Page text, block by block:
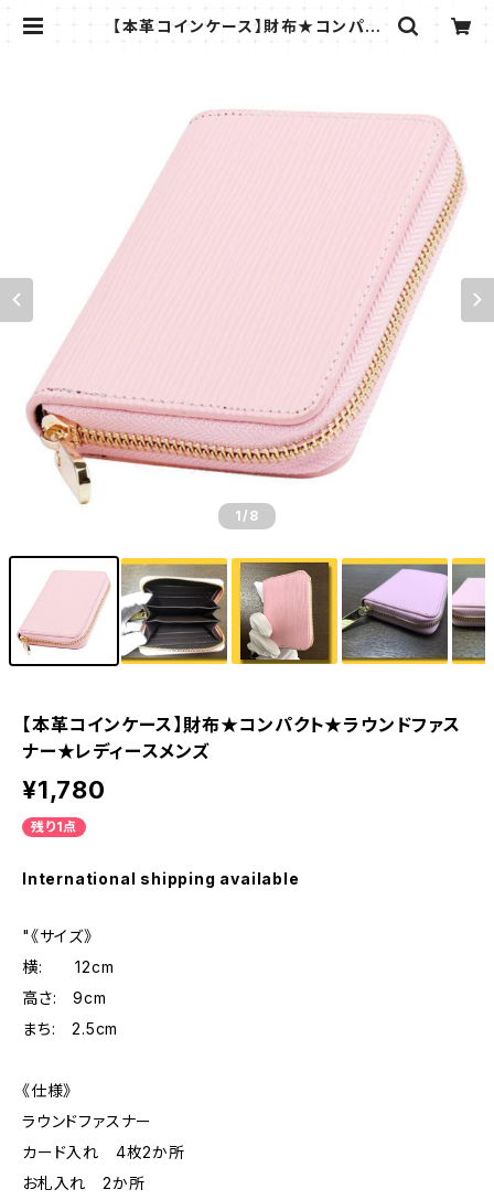
【本革コインケース】財布★コンパク
1 /8
【本革コインケース】財布★コンパクト★ラウンドファス
ナー★レディースメンズ
¥1,780
残り1点
International shipping available
"《サイズ》
横: 12cm
高さ: 9cm
まち: 2.5cm
《仕様》
ラウンドファスナー
カード入れ 4枚2か所
お札入れ 2か所